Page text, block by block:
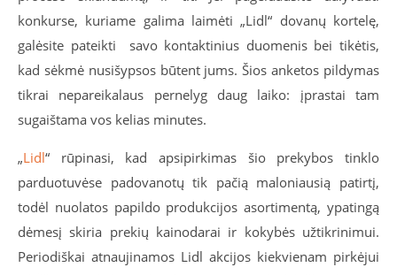
konkurse, kuriame galima laimėti „Lidl“ dovanų kortelę,
galėsite pateikti savo kontaktinius duomenis bei tikėtis,
kad sėkmė nusišypsos būtent jums. Šios anketos pildymas
tikrai nepareikalaus pernelyg daug laiko: įprastai tam
sugaištama vos kelias minutes.
„Lidl“ rūpinasi, kad apsipirkimas šio prekybos tinklo
parduotuvėse padovanotų tik pačią maloniausią patirtį,
todėl nuolatos papildo produkcijos asortimentą, ypatingą
dėmesį skiria prekių kainodarai ir kokybės užtikrinimui.
Periodiškai atnaujinamos Lidl akcijos kiekvienam pirkėjui